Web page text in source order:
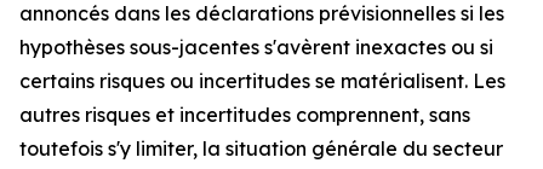
annoncés dans les déclarations prévisionnelles si les
hypothèses sous-jacentes s'avèrent inexactes ou si
certains risques ou incertitudes se matérialisent. Les
autres risques et incertitudes comprennent, sans
toutefois s'y limiter, la situation générale du secteur